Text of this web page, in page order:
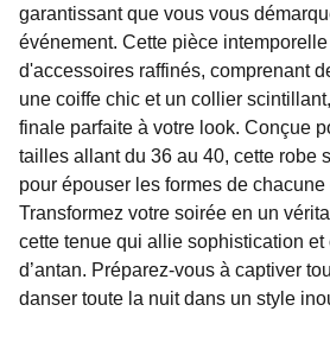
garantissant que vous vous
événement. Cette pièce
d'accessoires raffinés, comprenant
une coiffe chic et un collier
finale parfaite à votre look. Conçue
tailles allant du 36 au 40, cette robe
pour épouser les formes de
Transformez votre soirée en un
cette tenue qui allie sophistication
d’antan. Préparez-vous à captiver
danser toute la nuit dans un style